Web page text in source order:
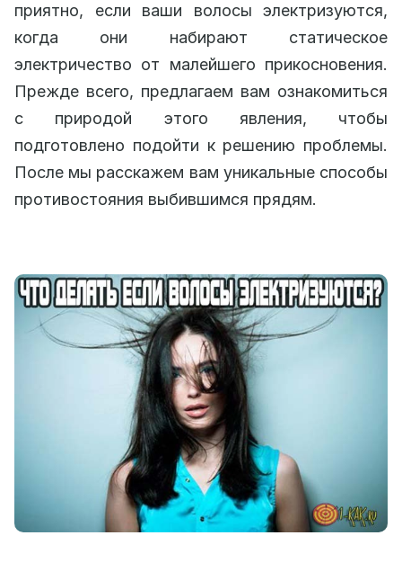
приятно, если ваши волосы электризуются,
когда они набирают статическое
электричество от малейшего прикосновения.
Прежде всего, предлагаем вам ознакомиться
с природой этого явления, чтобы
подготовлено подойти к решению проблемы.
После мы расскажем вам уникальные способы
противостояния выбившимся прядям.